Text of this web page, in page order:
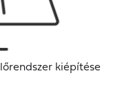
kiépítése